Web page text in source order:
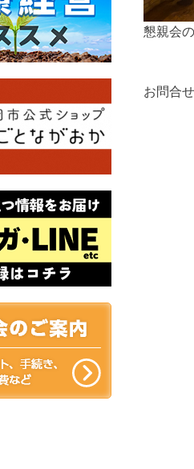
懇親会
お問合